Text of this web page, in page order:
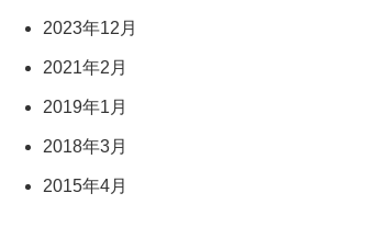
2023年12月
2021年2月
2019年1月
2018年3月
2015年4月